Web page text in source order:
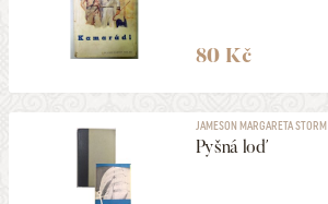
80 Kč
JAMESON MARGARETA STORM
Pyšná loď